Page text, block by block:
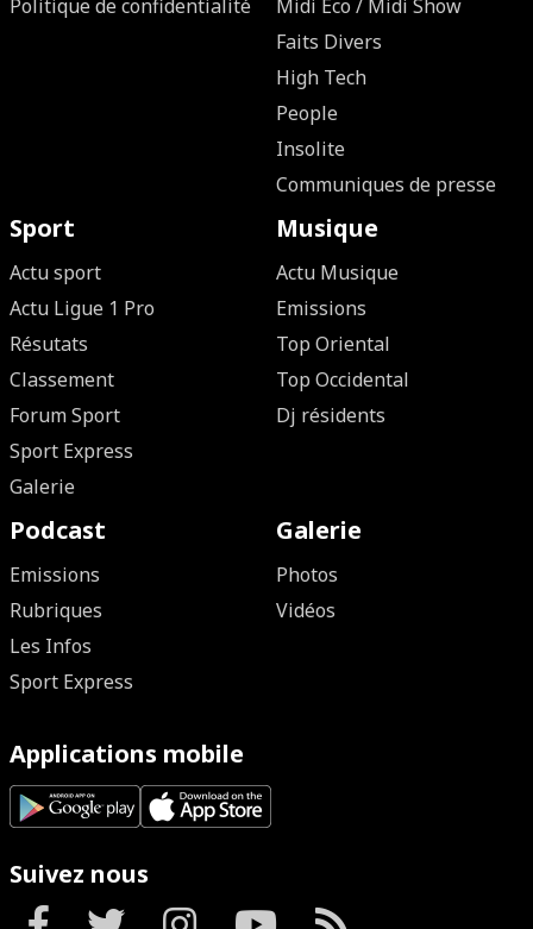
Politique de confidentialité
Midi Eco / Midi Show
Faits Divers
High Tech
People
Insolite
Communiques de presse
Sport
Actu sport
Actu Ligue 1 Pro
Résutats
Classement
Forum Sport
Sport Express
Galerie
Musique
Actu Musique
Emissions
Top Oriental
Top Occidental
Dj résidents
Podcast
Emissions
Rubriques
Les Infos
Sport Express
Galerie
Photos
Vidéos
Applications mobile
Suivez nous